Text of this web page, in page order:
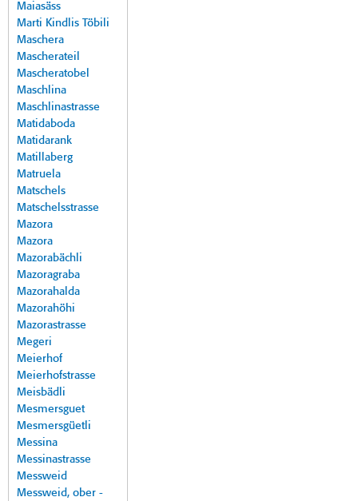
Maiasäss
Marti Kindlis Töbili
Maschera
Mascherateil
Mascheratobel
Maschlina
Maschlinastrasse
Matidaboda
Matidarank
Matillaberg
Matruela
Matschels
Matschelsstrasse
Mazora
Mazora
Mazorabächli
Mazoragraba
Mazorahalda
Mazorahöhi
Mazorastrasse
Megeri
Meierhof
Meierhofstrasse
Meisbädli
Mesmersguet
Mesmersgüetli
Messina
Messinastrasse
Messweid
Messweid, ober -